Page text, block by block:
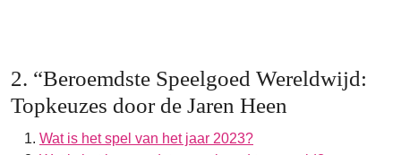
2. “Beroemdste Speelgoed Wereldwijd:
Topkeuzes door de Jaren Heen
Wat is het spel van het jaar 2023?